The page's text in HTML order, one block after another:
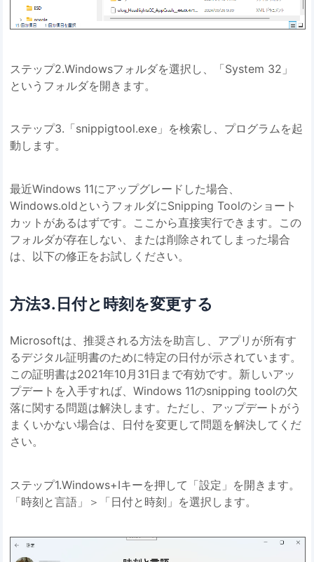
ステップ2.Windowsフォルダを選択し、「System 32」
というフォルダを開きます。
ステップ3.「snippigtool.exe」を検索し、プログラムを起
動します。
最近Windows 11にアップグレードした場合、
Windows.oldというフォルダにSnipping Toolのショート
カットがあるはずです。ここから直接実行できます。この
フォルダが存在しない、または削除されてしまった場合
は、以下の修正をお試しください。
方法3.日付と時刻を変更する
Microsoftは、推奨される方法を助言し、アプリが所有す
るデジタル証明書のために特定の日付が示されています。
この証明書は2021年10月31日まで有効です。新しいアッ
プデートを入手すれば、Windows 11のsnipping toolの欠
落に関する問題は解決します。ただし、アップデートがう
まくいかない場合は、日付を変更して問題を解決してくだ
さい。
ステップ1.Windows+Iキーを押して「設定」を開きます。
「時刻と言語」＞「日付と時刻」を選択します。